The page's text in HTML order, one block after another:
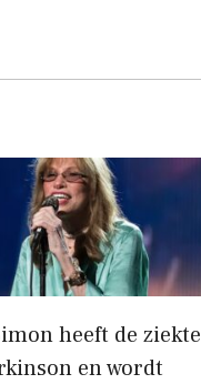
heeft de ziekte
en wordt